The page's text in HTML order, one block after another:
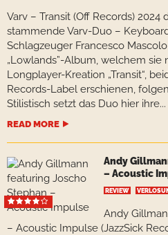
Varv – Transit (Off Records)
stammende Varv-Duo –
Schlagzeuger Francesco
„Lowlands”-Album, welchem sie
Longplayer-Kreation „Transit“,
Records-Label erschienen,
Stilistisch setzt das Duo hier ihre...
READ MORE
Andy
– Acoustic
REVIEW
Andy
– Acoustic Impulse (JazzSick